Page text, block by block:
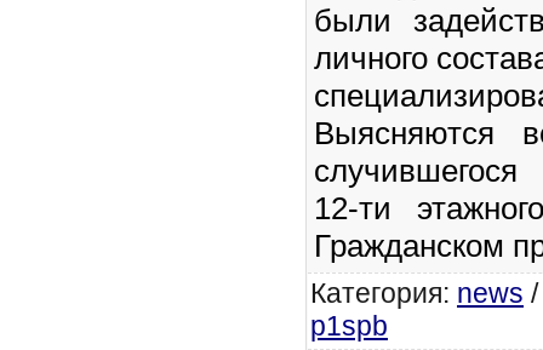
были
личного
Выясняются
12-ти
Гражданском
Категория: news
p1spb